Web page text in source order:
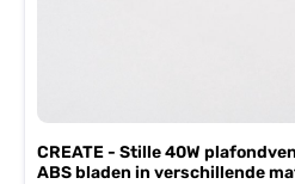
CREATE - Stille 40W
ABS bladen in verschillende